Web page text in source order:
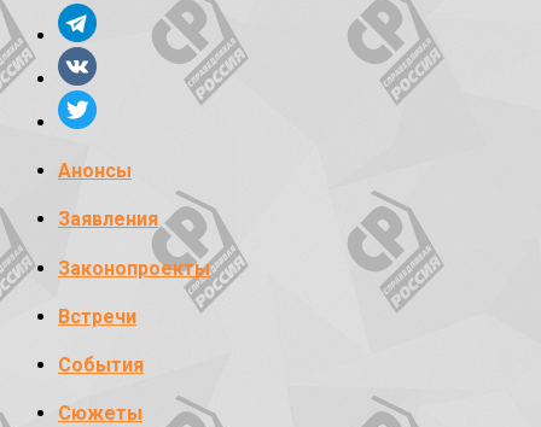
Анонсы
Заявления
Законопроекты
Встречи
События
Сюжеты